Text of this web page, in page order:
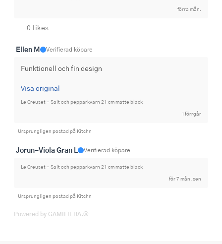
förra mån.
0 likes
Ellen M Verifierad köpare
Funktionell och fin design
Visa original
Le Creuset - Salt och pepparkvarn 21 cm matte black
i förrgår
Ursprungligen postad på Kitchn
Jorun-Viola Gran L Verifierad köpare
Le Creuset - Salt och pepparkvarn 21 cm matte black
för 7 mån. sen
Ursprungligen postad på Kitchn
Powered by GAMIFIERA.®